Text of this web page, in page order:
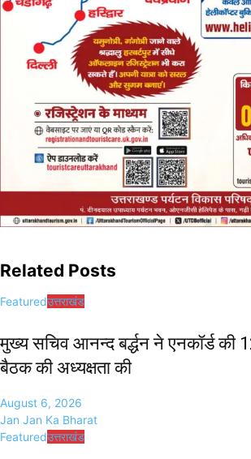
Related Posts
Featuredउत्तराखंड
मुख्य सचिव आनन्द बर्द्धन ने एनकॉर्ड की
बैठक की अध्यक्षता की
August 6, 2026
Jan Jan Ka Bharat
Featuredउत्तराखंड